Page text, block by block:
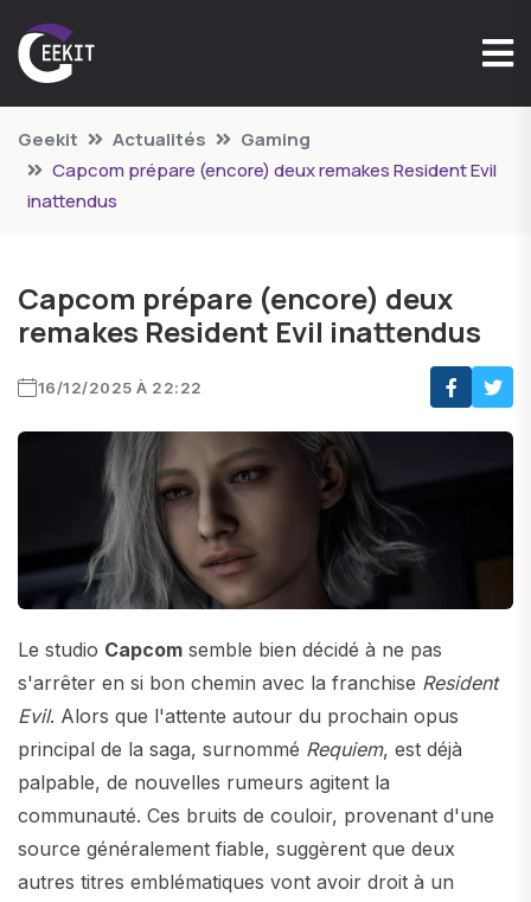
Geekit Actualités
Gaming
Capcom prépare (encore) deux remakes Resident Evil
inattendus
Capcom prépare (encore) deux
remakes Resident Evil inattendus
16/12/2025 À 22:22
Le studio Capcom semble bien décidé à ne pas
s'arrêter en si bon chemin avec la franchise Resident
Evil. Alors que l'attente autour du prochain opus
principal de la saga, surnommé Requiem, est déjà
palpable, de nouvelles rumeurs agitent la
communauté. Ces bruits de couloir, provenant d'une
source généralement fiable, suggèrent que deux
autres titres emblématiques vont avoir droit à un